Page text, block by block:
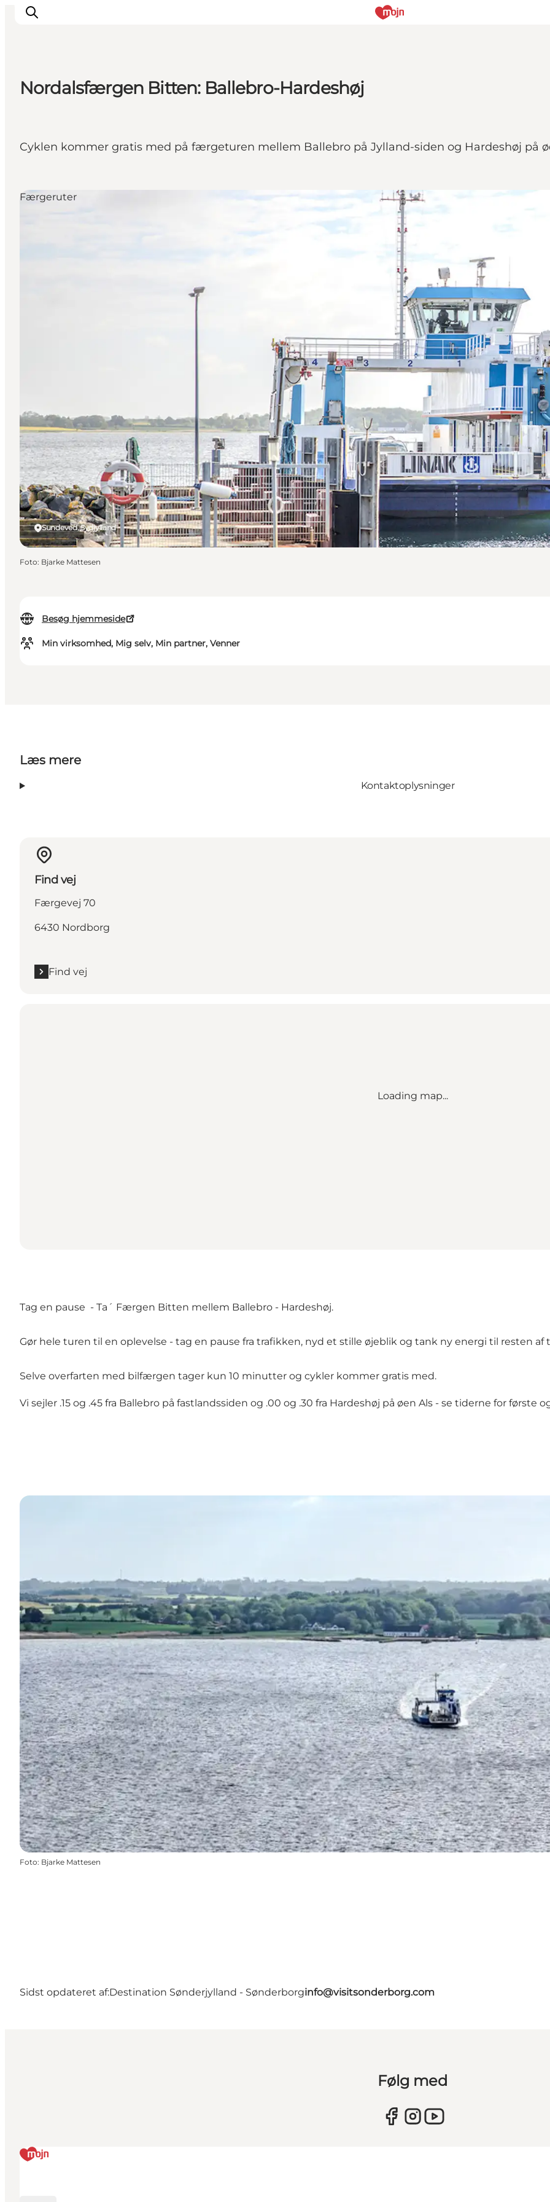
Det sker
Overnatning
Booking
Nordalsfærgen Bitten: Ballebro-Hardeshøj
Cyklen kommer gratis med på færgeturen mellem Ballebro på Jylland-siden og Hardeshøj på
Besøg hjemmeside
Min virksomhed, Mig selv, Min partner, Venner
Sundeved, Sydjylland
Færgeruter
Foto: Bjarke Mattesen
Læs mere
Kontaktoplysninger
Find vej
Færgevej 70
6430 Nordborg
Find vej
Loading map...
Tag en pause - Ta´ Færgen Bitten mellem Ballebro - Hardeshøj.
Gør hele turen til en oplevelse - tag en pause fra trafikken, nyd et stille øjeblik og tank ny energi til resten af
Selve overfarten med bilfærgen tager kun 10 minutter og cykler kommer gratis med.
Vi sejler .15 og .45 fra Ballebro på fastlandssiden og .00 og .30 fra Hardeshøj på øen Als - se tiderne for
Foto: Bjarke Mattesen
Sidst opdateret af:Destination Sønderjylland - Sønderborginfo@visitsonderborg.com
Følg med